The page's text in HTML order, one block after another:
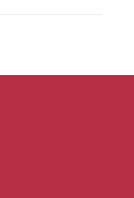
Kersttraditie
kaarsen of
ook de
heb je
de dunne
aan jou.